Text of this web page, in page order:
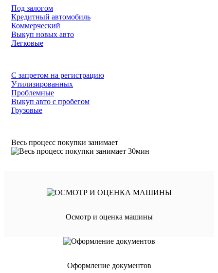
Под залогом
Кредитный автомобиль
Коммерческий
Выкуп новых авто
Легковые
С запретом на регистрацию
Утилизированных
Проблемные
Выкуп авто с пробегом
Грузовые
Весь процесс покупки занимает
Осмотр и оценка машины
Оформление документов